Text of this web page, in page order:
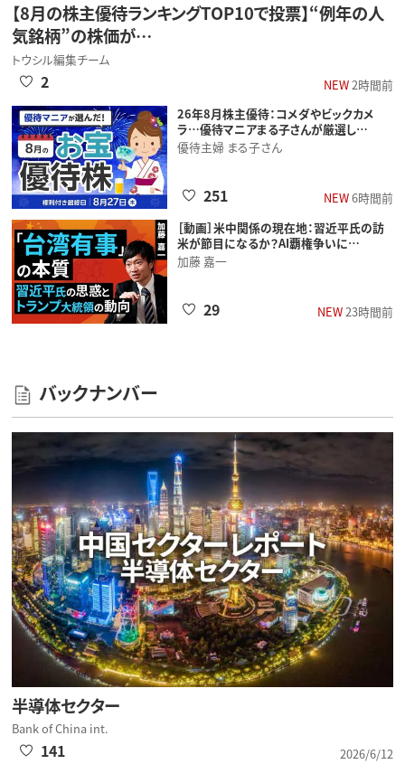
【8月の株主優待ランキングTOP10で投票】“例年の人
気銘柄”の株価が…
トウシル編集チーム
NEW2時間前
2
26年8月株主優待：コメダやビックカメ
ラ…優待マニアまる子さんが厳選し…
優待主婦 まる子さん
NEW6時間前
251
［動画］米中関係の現在地：習近平氏の訪
米が節目になるか？AI覇権争いに…
加藤 嘉一
NEW23時間前
29
バックナンバー
半導体セクター
Bank of China int.
2026/6/12
141